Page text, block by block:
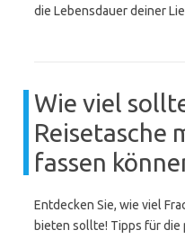
die Lebensdauer deiner
Wie viel
Reisetasche
fassen
Entdecken Sie, wie viel
bieten sollte! Tipps für